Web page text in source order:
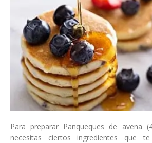
Para preparar Panqueques de avena
necesitas ciertos ingredientes que